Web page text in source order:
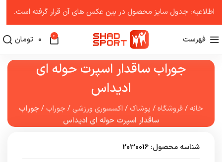
فهرست 0
0 تومان
جوراب ساقدار اسپرت حوله ای
ادیداس
خانه /فروشگاه/ پوشاک/ اکسسوری ورزشی/ جوراب/ جوراب
ساقدار اسپرت حوله ای ادیداس
شناسه محصول: 2030016
اطلاعیه: جدول سایز محصول در بین عکس ‌های آن قرار گرفته است.